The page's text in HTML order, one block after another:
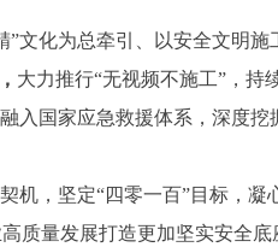
文化为总牵引、以安全文明施
大力推行“无视频不施工”，持
入国家应急救援体系，深度挖
机，坚定“四零一百”目标，凝
质量发展打造更加坚实安全底